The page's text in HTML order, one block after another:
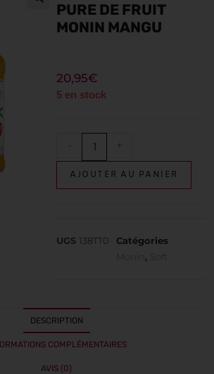
PURE DE FRUIT
MONIN MANGU
20,95€
5 en stock
- +
AJOUTER AU PANIER
UGS 138TT0
Catégories
, Soft
DESCRIPTION
COMPLÉMENTAIRES
AVIS (0)